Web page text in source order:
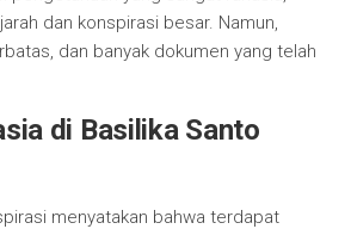
dan konspirasi besar. Namun,
dan banyak dokumen yang telah
di Basilika Santo
menyatakan bahwa terdapat